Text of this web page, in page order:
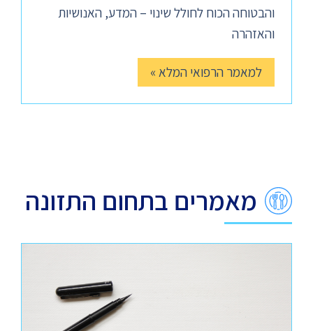
והבטוחה הכוח לחולל שינוי – המדע, האנושיות
והאזהרה
למאמר הרפואי המלא »
מאמרים בתחום התזונה